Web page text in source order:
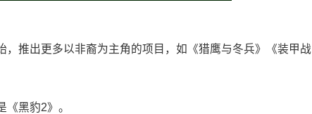
，推出更多以非裔为主角的项目，如《猎鹰与冬兵》《装甲战
黑豹2》。